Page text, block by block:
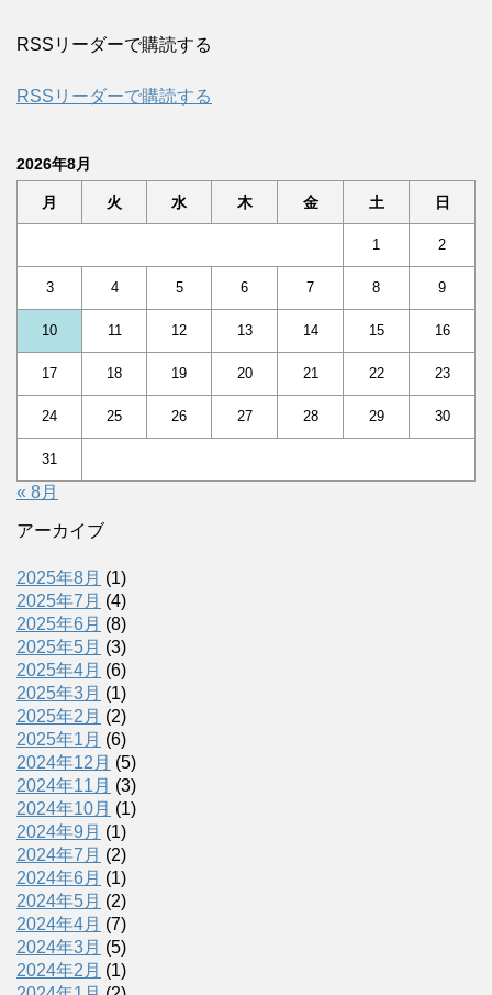
RSSリーダーで購読する
RSSリーダーで購読する
2026年8月
月 火 水 木 金 土 日
1 2
3 4 5 6 7 8 9
10 11 12 13 14 15 16
17 18 19 20 21 22 23
24 25 26 27 28 29 30
31
« 8月
アーカイブ
2025年8月 (1)
2025年7月 (4)
2025年6月 (8)
2025年5月 (3)
2025年4月 (6)
2025年3月 (1)
2025年2月 (2)
2025年1月 (6)
2024年12月 (5)
2024年11月 (3)
2024年10月 (1)
2024年9月 (1)
2024年7月 (2)
2024年6月 (1)
2024年5月 (2)
2024年4月 (7)
2024年3月 (5)
2024年2月 (1)